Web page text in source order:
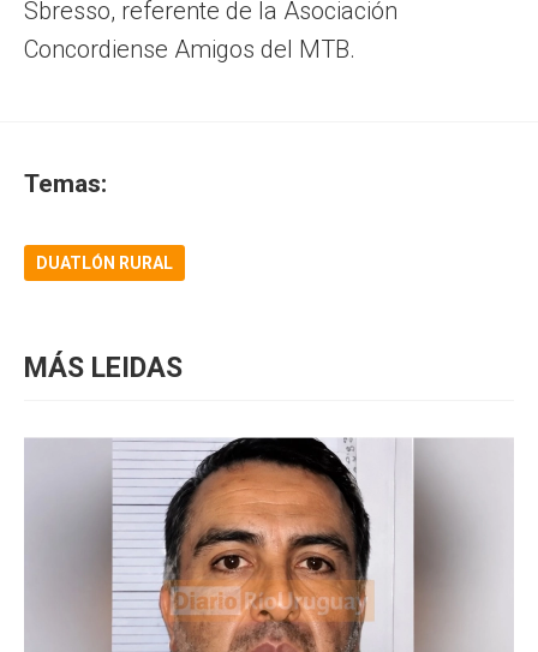
Sbresso, referente de la Asociación
Concordiense Amigos del MTB.
Temas:
DUATLÓN RURAL
MÁS LEIDAS